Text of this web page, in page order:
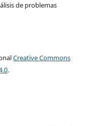
de problemas
Creative Commons
.